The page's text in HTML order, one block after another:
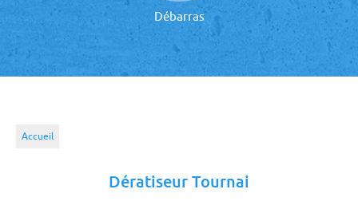
Débarras
Accueil
Dératiseur Tournai